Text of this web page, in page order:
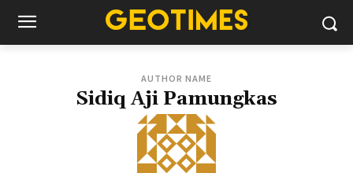
AUTHOR NAME
Sidiq Aji Pamungkas